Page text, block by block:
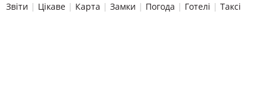
Звіти | Цікаве | Карта | Замки | Погода | Готелі | Таксі